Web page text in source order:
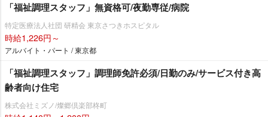
「福祉調理スタッフ」無資格可/夜勤専従/病院
特定医療法人社団 研精会 東京さつきホスピタル
時給1,226円～
アルバイト・パート / 東京都
「福祉調理スタッフ」調理師免許必須/日勤のみ/サービス付き高
齢者向け住宅
株式会社ミズノ/燦郷倶楽部柊町